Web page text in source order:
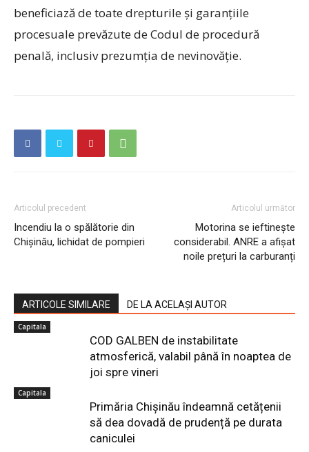
beneficiază de toate drepturile și garanțiile
procesuale prevăzute de Codul de procedură
penală, inclusiv prezumția de nevinovăție.
Articolul precedent
Incendiu la o spălătorie din
Chișinău, lichidat de pompieri
Articolul următor
Motorina se ieftinește
considerabil. ANRE a afișat
noile prețuri la carburanți
ARTICOLE SIMILARE DE LA ACELAȘI AUTOR
Capitala
COD GALBEN de instabilitate
atmosferică, valabil până în noaptea de
joi spre vineri
Capitala
Primăria Chișinău îndeamnă cetățenii
să dea dovadă de prudență pe durata
caniculei